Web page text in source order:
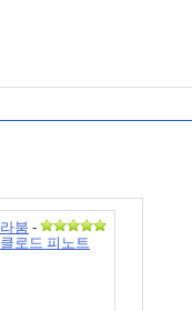
라붐 -
클로드 피노트